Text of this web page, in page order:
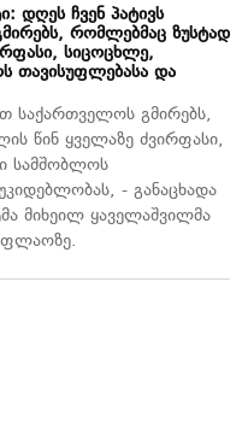
დღეს ჩვენ პატივს
რომლებმაც ზუსტად
სიცოცხლე,
თავისუფლებასა და
საქართველოს გმირებს,
წინ ყველაზე ძვირფასი,
სამშობლოს
- განაცხადა
მიხეილ ყაველაშვილმა